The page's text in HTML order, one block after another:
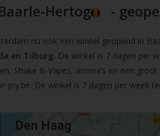
Hertog -
nu ook een winkel geopend in
en Tilburg. De winkel is 7 dagen per
Shake & Vapes, aroma’s en een
joy.be. De winkel is 7 dagen per week